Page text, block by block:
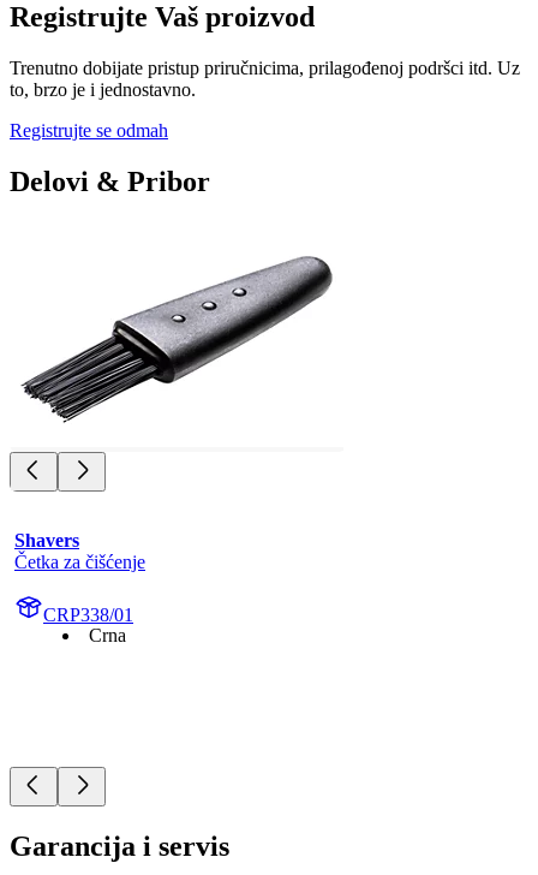
Registrujte Vaš proizvod
Trenutno dobijate pristup priručnicima, prilagođenoj podršci itd. Uz
to, brzo je i jednostavno.
Registrujte se odmah
Delovi & Pribor
Shavers
Četka za čišćenje
CRP338/01
Crna
Garancija i servis